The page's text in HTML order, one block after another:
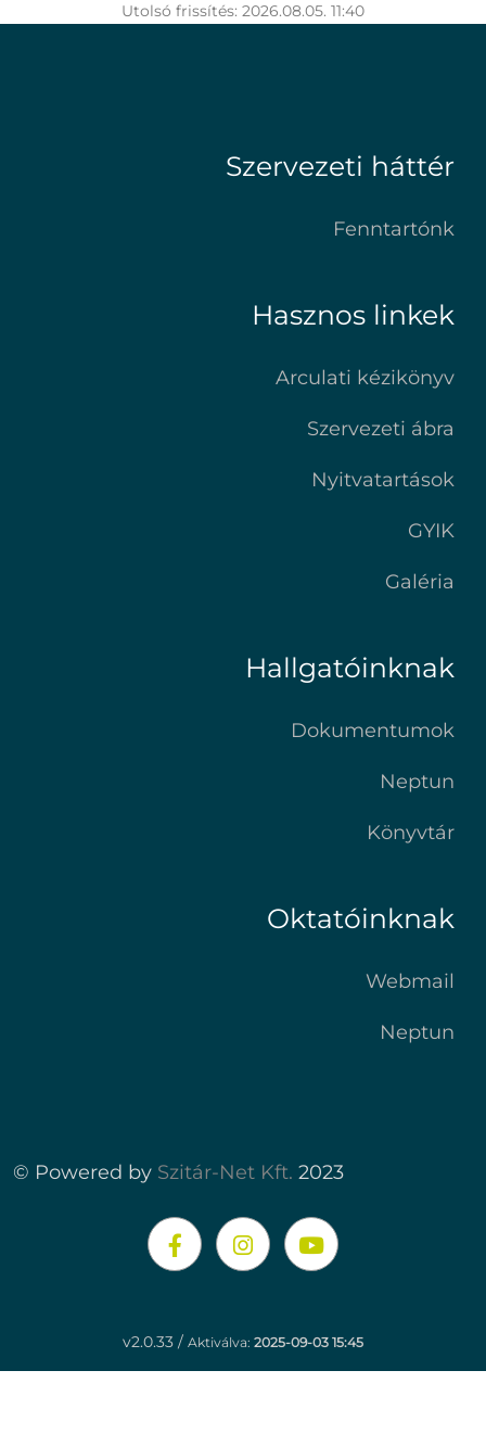
Utolsó frissítés: 2026.08.05. 11:40
Szervezeti háttér
Fenntartónk
Hasznos linkek
Arculati kézikönyv
Szervezeti ábra
Nyitvatartások
GYIK
Galéria
Hallgatóinknak
Dokumentumok
Neptun
Könyvtár
Oktatóinknak
Webmail
Neptun
© Powered by Szitár-Net Kft. 2023
v2.0.33 / Aktiválva: 2025-09-03 15:45